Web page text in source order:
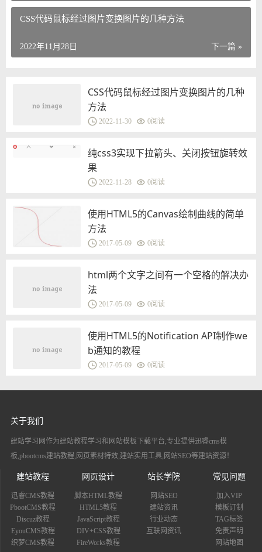
CSS代码鼠标经过图片变换图片的几种方法
2022年11月28日 下一篇 »
CSS代码鼠标经过图片变换图片的几种
方法
2022-11-30 0阅读
纯css3实现下拉箭头、关闭按钮旋转效
果
2022-11-28 0阅读
使用HTML5的Canvas绘制曲线的简单
方法
2017-05-09 0阅读
html两个文字之间有一个空格的解决办
法
2017-05-09 0阅读
使用HTML5的Notification API制作we
b通知的教程
2017-05-09 0阅读
关于我们
建站学习网作为建站教程学习和网站模板下载平台,专业提供迅睿cms模
板,pbootcms建站教程,网页素材特效,建站实用工具,网站SEO等建站资源！
建站教程
迅睿CMS教程
PbootCMS教程
Discuz教程
EyouCMS教程
织梦CMS教程
网页设计
脚本HTML教程
HTML5教程
JavaScript教程
DIV+CSS教程
FireWorks教程
站长学院
网站SEO
建站资讯
行业动态
互联网资讯
常见问题
加入VIP
模板订制
TAG标签
免责声明
网站地图